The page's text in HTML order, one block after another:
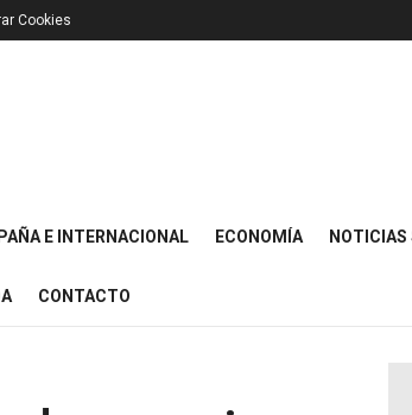
Cookies
E INTERNACIONAL ECONOMÍA NOTICIAS
CONTACTO